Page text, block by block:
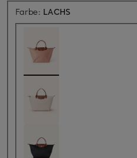
Farbe: LACHS